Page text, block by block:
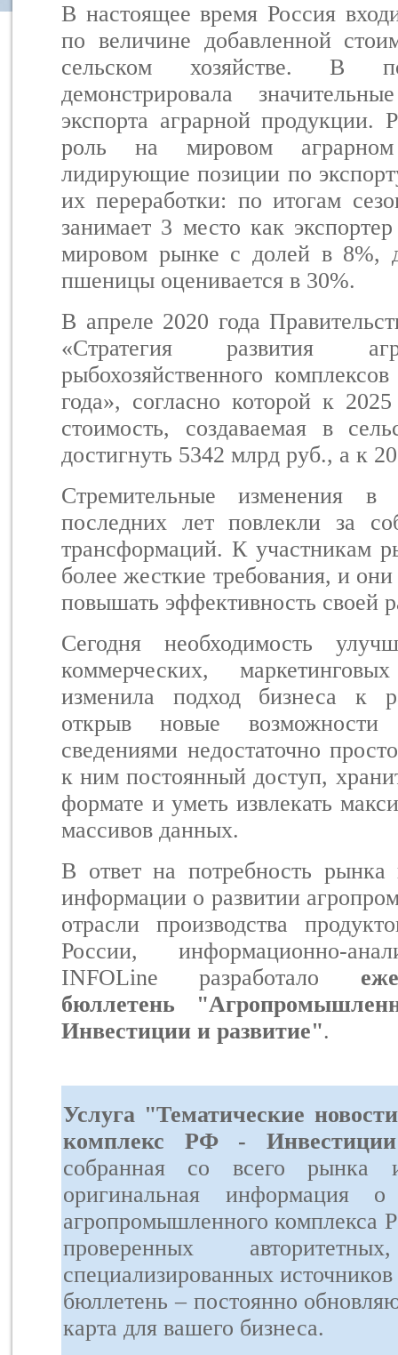
В настоящее время Россия
по величине добавленной
сельском хозяйстве. В
демонстрировала
экспорта аграрной продукции.
роль на мировом
лидирующие позиции по
их переработки: по итогам
занимает 3 место как
мировом рынке с долей в 8%,
пшеницы оценивается в 30%.
В апреле 2020 года
«Стратегия развития
рыбохозяйственного
года», согласно которой к
стоимость, создаваемая в
достигнуть 5342 млрд руб., а к
Стремительные изменения в
последних лет повлекли за
трансформаций. К участникам
более жесткие требования, и
повышать эффективность своей
Сегодня необходимость
коммерческих,
изменила подход бизнеса к
открыв новые
сведениями недостаточно
к ним постоянный доступ,
формате и уметь извлекать
массивов данных.
В ответ на потребность
информации о развитии
отрасли производства
России, информационно-
INFOLine разработало
бюллетень
Инвестиции и развитие".
Услуга "Тематические
комплекс РФ -
собранная со всего рынка и
оригинальная информация
агропромышленного комплекса
проверенных
специализированных
бюллетень – постоянно
карта для вашего бизнеса.